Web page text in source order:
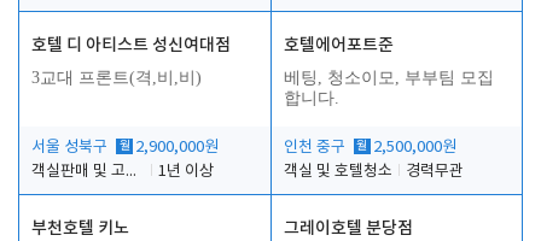
호텔 디 아티스트 성신여대점
3교대 프론트(격,비,비)
서울 성북구 월 2,900,000원
객실판매 및 고객응대
1년 이상
호텔에어포트준
베팅, 청소이모, 부부팀 모집
합니다.
인천 중구 월 2,500,000원
객실 및 호텔청소
경력무관
부천호텔 키노 그레이호텔 분당점